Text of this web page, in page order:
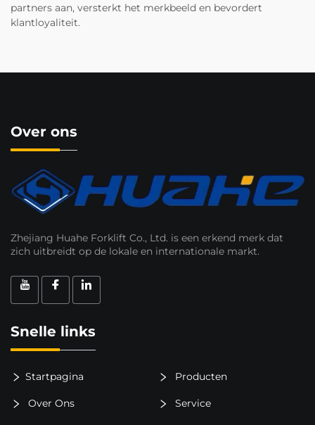
partners aan, versterkt het merkbeeld en bevordert
klantloyaliteit.
Over ons
Zhejiang Huahe Forklift Co., Ltd. is een erkend merk dat
zich uitbreidt op de lokale en internationale markt.
Snelle links
Startpagina Producten
Over Ons Service